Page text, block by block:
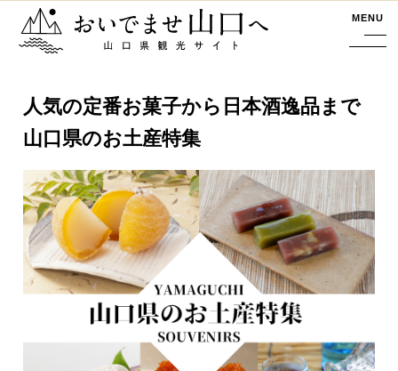
おいでませ山口へー山口県観光サイト MENU
人気の定番お菓子から日本酒逸品まで
山口県のお土産特集